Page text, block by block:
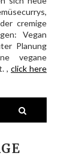
cremige
Vegan
Planung
vegane
, click here